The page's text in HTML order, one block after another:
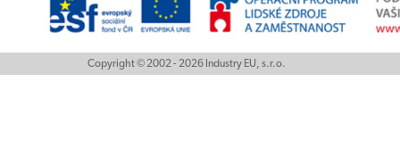
Copyright © 2002 - 2026 Industry EU, s.r.o.